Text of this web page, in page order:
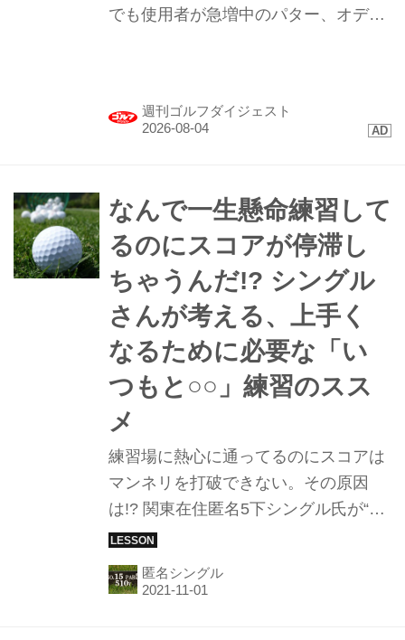
でも使用者が急増中のパター、オデッ
た。 週刊ゴルフダイジェスト
なんで一生懸命練習して
るのにスコアが停滞し
ちゃうんだ!? シングル
さんが考える、上手く
なるために必要な「い
つもと○○」練習のスス
メ
練習場に熱心に通ってるのにスコアは
マンネリを打破できない。その原因
は!? 関東在住匿名5下シングル氏が“原
因と対策”を考えた！
匿名シングル